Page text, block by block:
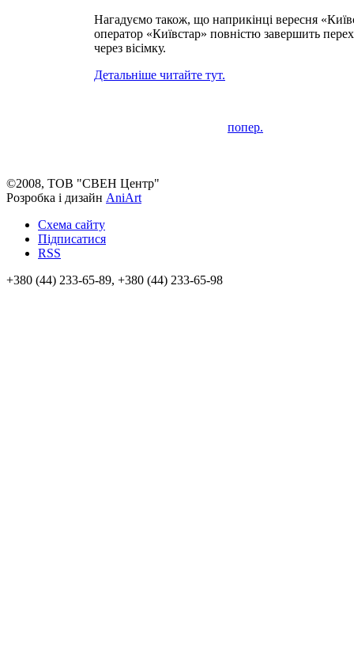
Нагадуємо також, що наприкінці вересня
оператор «Київстар» повністю завершить
через вісімку.
Детальніше читайте тут.
попер.
©2008, ТОВ "СВЕН Центр"
Розробка і дизайн AniArt
Схема сайту
Підписатися
RSS
+380 (44) 233-65-89, +380 (44) 233-65-98